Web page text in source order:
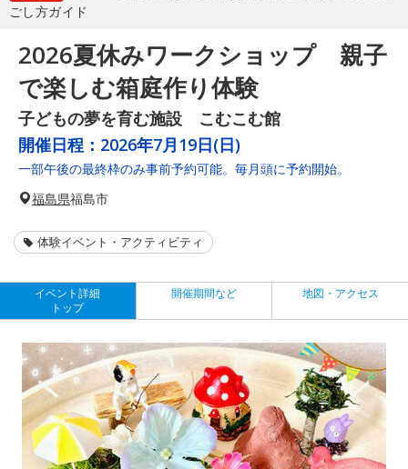
ごし方ガイド
2026夏休みワークショップ 親子
で楽しむ箱庭作り体験
子どもの夢を育む施設 こむこむ館
開催日程： 2026年7月19日(日)
一部午後の最終枠のみ事前予約可能。毎月頭に予約開始。
福島県福島市
体験イベント・アクティビティ
イベント詳細
トップ
開催期間など 地図・アクセス